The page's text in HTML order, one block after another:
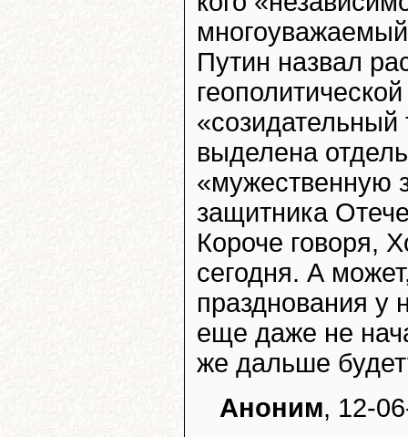
Путин назвал
выделена
«мужественную
защитника
Короче говоря,
сегодня. А
празднования у
еще даже не
же дальше
Аноним, 12-